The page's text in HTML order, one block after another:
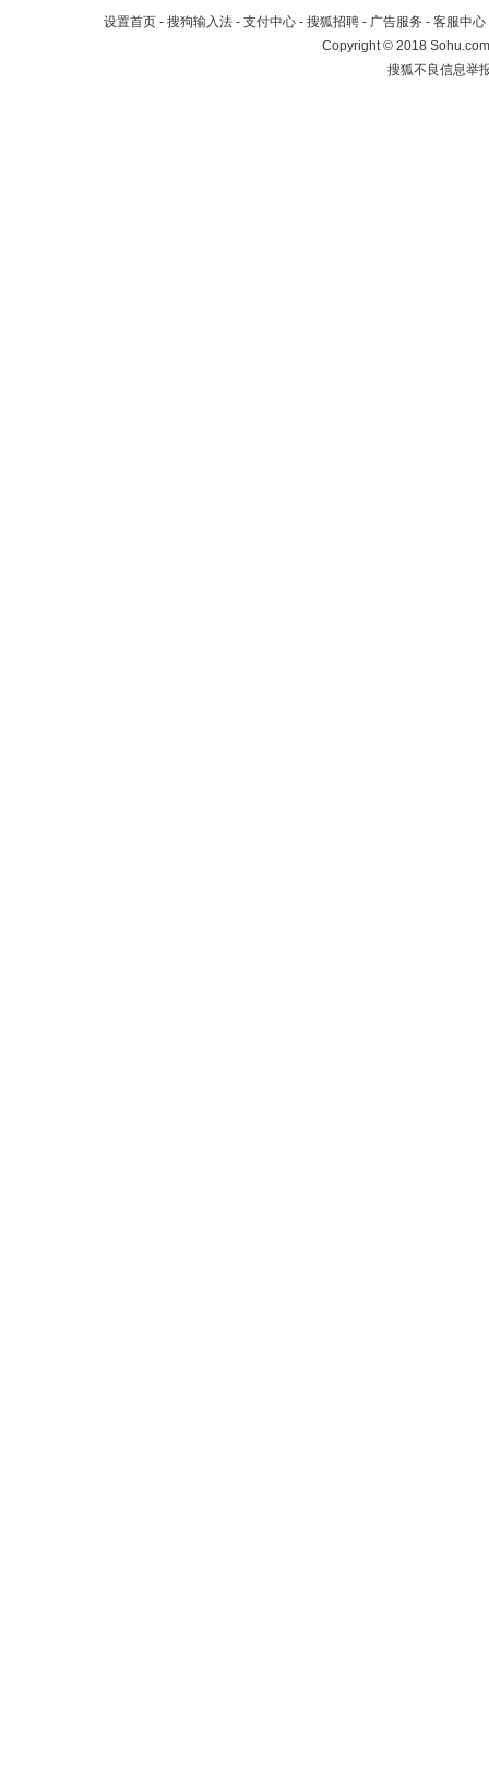
设置首页 - 搜狗输入法 - 支付中心 - 搜狐招聘 - 广告服务 - 客服中心
Copyright©2018
搜狐不良信息举